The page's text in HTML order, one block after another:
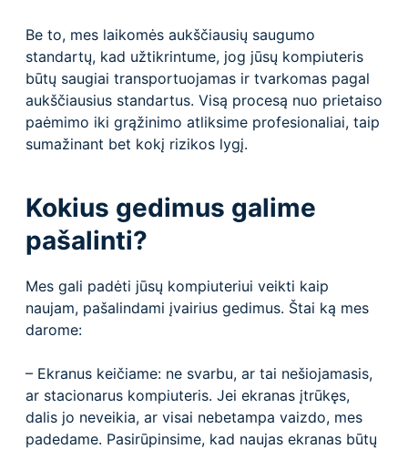
Be to, mes laikomės aukščiausių saugumo
standartų, kad užtikrintume, jog jūsų kompiuteris
būtų saugiai transportuojamas ir tvarkomas pagal
aukščiausius standartus. Visą procesą nuo prietaiso
paėmimo iki grąžinimo atliksime profesionaliai, taip
sumažinant bet kokį rizikos lygį.
Kokius gedimus galime
pašalinti?
Mes gali padėti jūsų kompiuteriui veikti kaip
naujam, pašalindami įvairius gedimus. Štai ką mes
darome:
– Ekranus keičiame: ne svarbu, ar tai nešiojamasis,
ar stacionarus kompiuteris. Jei ekranas įtrūkęs,
dalis jo neveikia, ar visai nebetampa vaizdo, mes
padedame. Pasirūpinsime, kad naujas ekranas būtų